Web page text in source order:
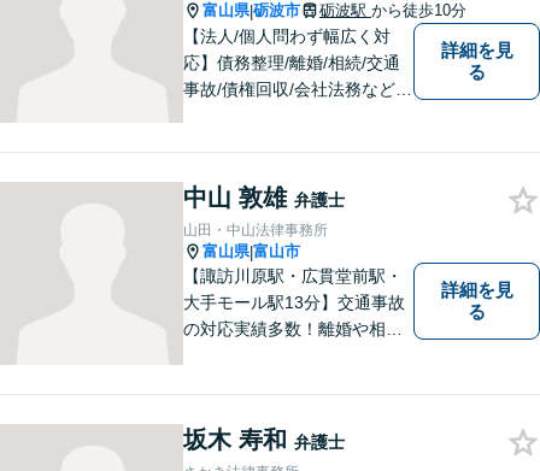
富山県|砺波市 砺波駅 から徒歩10分
【法人/個人問わず幅広く対
応】債務整理/離婚/相続/交通
事故/債権回収/会社法務など幅
ますので、ぜひ一度ご相談く
ださい。【JR「砺波駅」10
分】
詳細を見
る
中山 敦雄 弁護士
山田・中山法律事務所
富山県|富山市
【諏訪川原駅・広貫堂前駅・
大手モール駅13分】交通事故
の対応実績多数！離婚や相続
策がないか考えてみません
か？【複数弁護士在籍】
詳細を見
る
坂木 寿和 弁護士